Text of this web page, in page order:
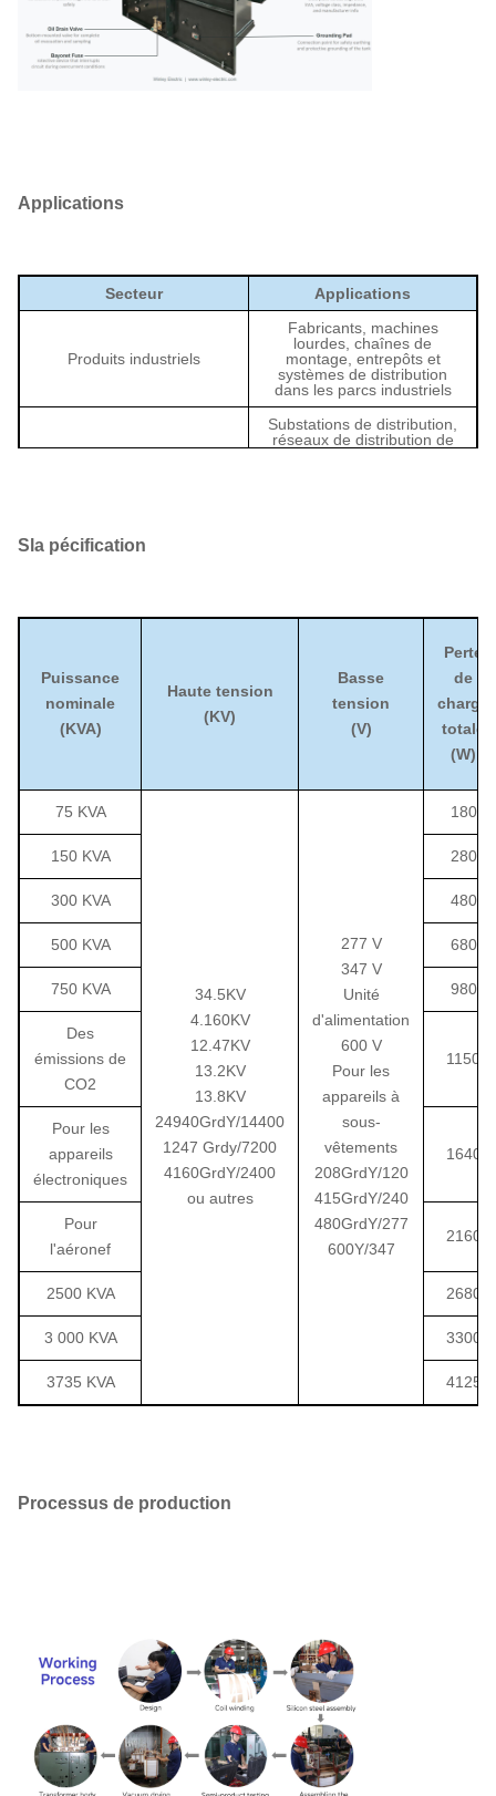
Applications
Secteur Applications
Produits industriels
Fabricants, machines
lourdes, chaînes de
montage, entrepôts et
systèmes de distribution
dans les parcs industriels
Substations de distribution,
réseaux de distribution de
autres grandes installations
Infrastructure
ferroviaires, stations
d'épuration d'eau, projets
municipaux et installations
de service public
S la pécification
Puissance
nominale
(KVA)
Haute tension
(KV)
Basse
tension
(V)
Perte
de
charge
totale
(W)
75 KVA
34.5KV
4.160KV
12.47KV
13.2KV
13.8KV
24940GrdY/14400
1247 Grdy/7200
4160GrdY/2400
ou autres
277 V
347 V
Unité
d'alimentation
600 V
Pour les
appareils à
sous-
vêtements
208GrdY/120
415GrdY/240
480GrdY/277
600Y/347
180
150 KVA 280
300 KVA 480
500 KVA 680
750 KVA 980
Des
émissions de
CO2
1150
Pour les
appareils
électroniques
1640
Pour
l'aéronef
2160
2500 KVA 2680
3 000 KVA 3300
3735 KVA 4125
Processus de production